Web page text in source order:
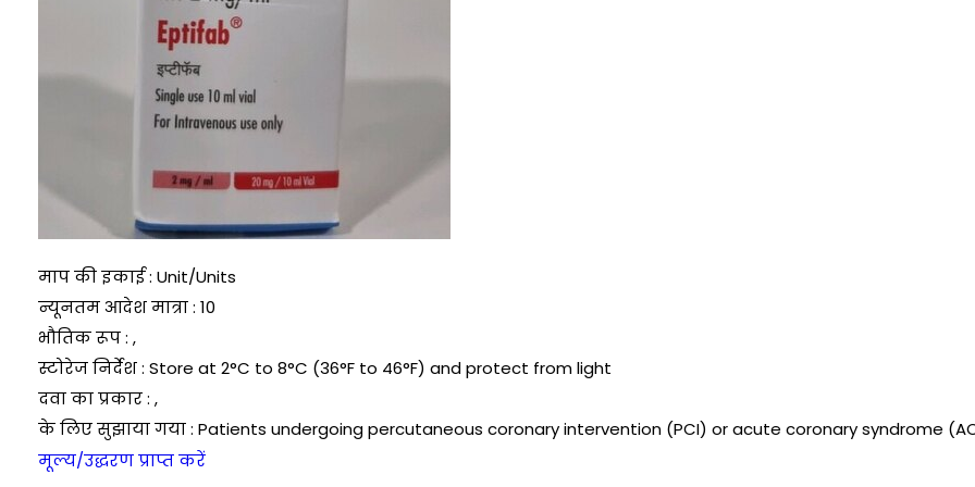
माप की इकाई : Unit/Units
न्यूनतम आदेश मात्रा : 10
भौतिक रूप : ,
स्टोरेज निर्देश : Store at 2°C to 8°C (36°F to 46°F) and protect from light
दवा का प्रकार : ,
के लिए सुझाया गया : Patients undergoing percutaneous coronary intervention (PCI) or acute coronary syndrome
मूल्य/उद्धरण प्राप्त करें